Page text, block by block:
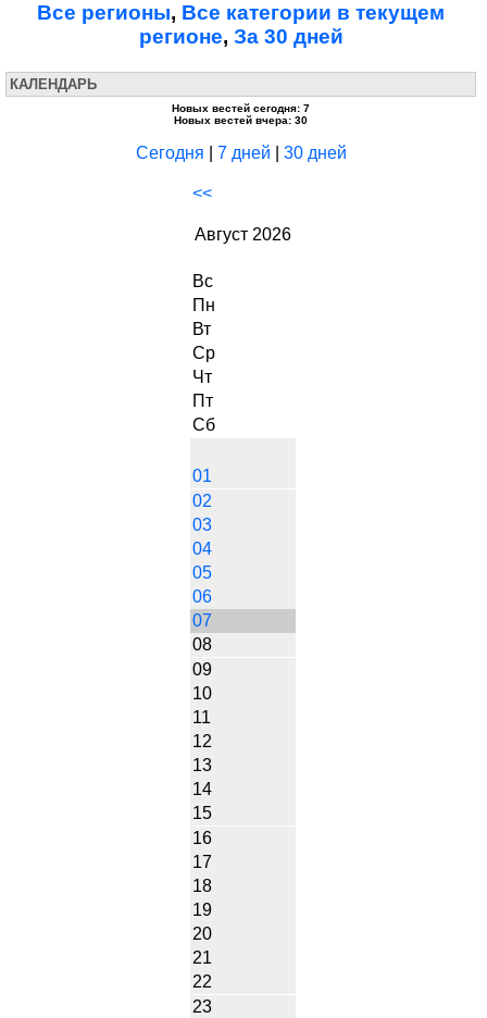
Все регионы, Все категории в текущем
регионе, За 30 дней
КАЛЕНДАРЬ
Новых вестей сегодня: 7
Новых вестей вчера: 30
Сегодня 7 дней 30 дней
<<
Август 2026
Вс
Пн
Вт
Ср
Чт
Пт
Сб
01
02
03
04
05
06
07
08
09
10
11
12
13
14
15
16
17
18
19
20
21
22
23